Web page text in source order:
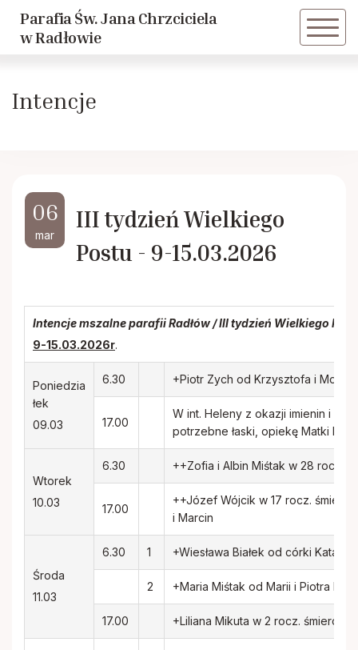
Parafia Św. Jana Chrzciciela
w Radłowie
Powrót
Historie Radłowskie cz. 2
Inwestycje
Rodacy - Kapłani, Siostry zakonne
Rada Duszpasterska i Gospodarcza
Standardy ochrony małoletnich
Powrót
KSM
Nadzwyczajni Szafarze
Intencje
06
mar
III tydzień Wielkiego
Postu - 9-15.03.2026
Intencje mszalne parafii Radłów / III tydzień Wielkiego
9-15.03.2026r.
Poniedzia
łek
09.03
6.30 +Piotr Zych od Krzysztofa i Moniki
17.00
W int. Heleny z okazji imienin i
potrzebne łaski, opiekę Matki
Wtorek
10.03
6.30 ++Zofia i Albin Miśtak w 28 rocz.
17.00
++Józef Wójcik w 17 rocz. śmierci
i Marcin
Środa
11.03
6.30 1 +Wiesława Białek od córki
2 +Maria Miśtak od Marii i Piotra Biały
17.00 +Liliana Mikuta w 2 rocz. śmierci